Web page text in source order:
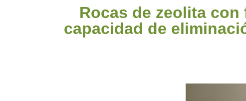
Rocas de zeolita
capacidad de